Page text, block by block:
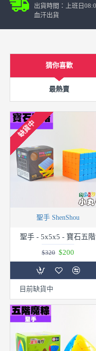
出貨時間：上班日
血汗出貨
猜你喜歡
最熱賣
缺貨中
聖手 ShenShou
聖手 - 5x5x5 - 寶石五階
$200
$320
目前缺貨中